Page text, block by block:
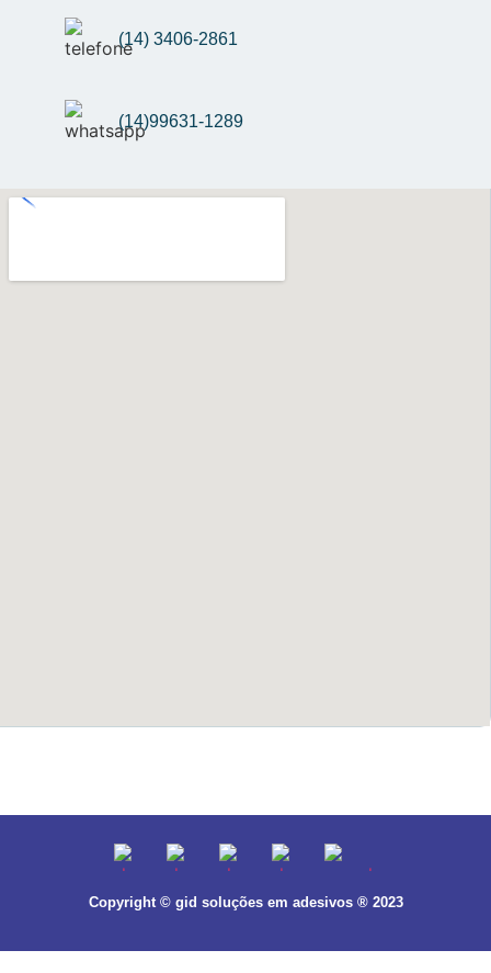
(14) 3406-2861
(14)99631-1289
Copyright © gid soluções em adesivos ® 2023